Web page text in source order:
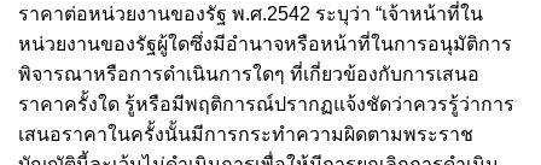
ราคาต่อหน่วยงานของรัฐ พ.ศ.2542 ระบุว่า “เจ้าหน้าที่ใน
หน่วยงานของรัฐผู้ใดซึ่งมีอำนาจหรือหน้าที่ในการอนุมัติการ
พิจารณาหรือการดําเนินการใดๆ ที่เกี่ยวข้องกับการเสนอ
ราคาครั้งใด รู้หรือมีพฤติการณ์ปรากฏแจ้งชัดว่าควรรู้ว่าการ
เสนอราคาในครั้งนั้นมีการกระทําความผิดตามพระราช